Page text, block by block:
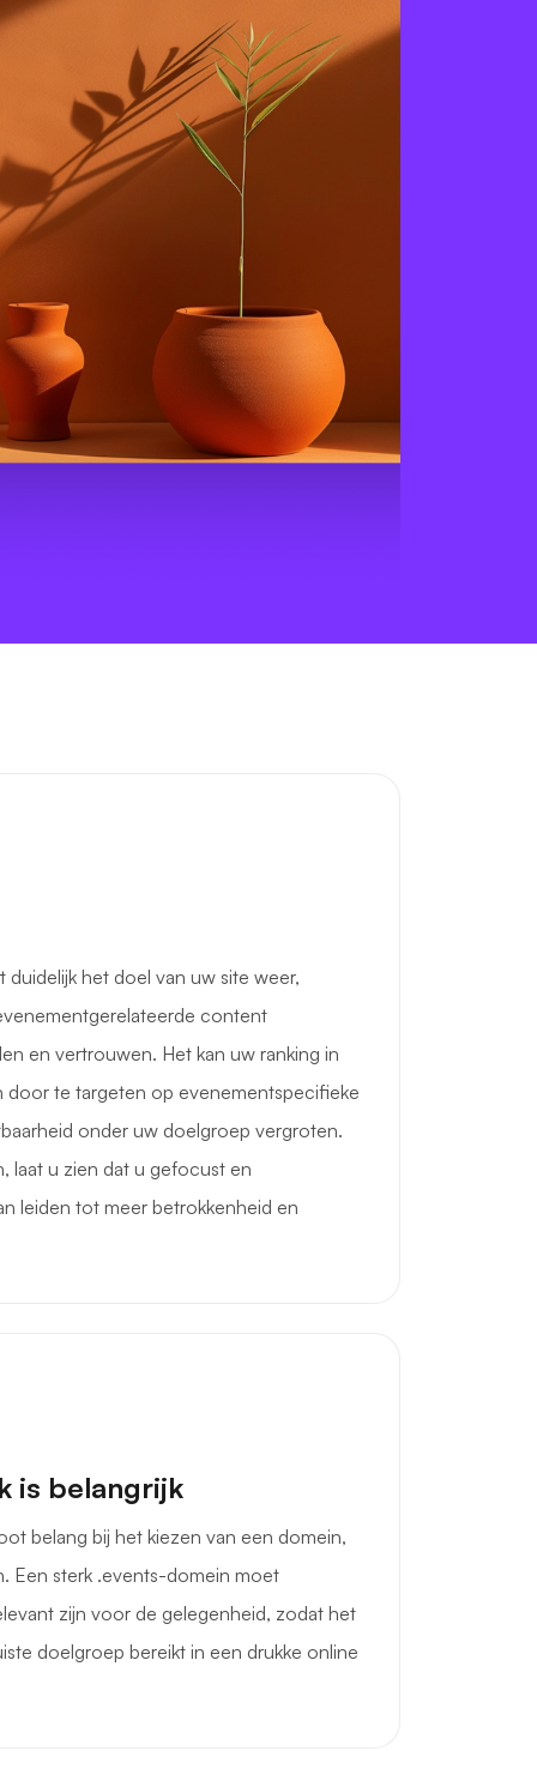
het doel van uw site weer,
content
en vertrouwen. Het kan uw ranking in
door te targeten op evenementspecifieke
onder uw doelgroep vergroten.
laat u zien dat u gefocust en
leiden tot meer betrokkenheid en
is belangrijk
belang bij het kiezen van een domein,
Een sterk .events-domein moet
zijn voor de gelegenheid, zodat het
doelgroep bereikt in een drukke online